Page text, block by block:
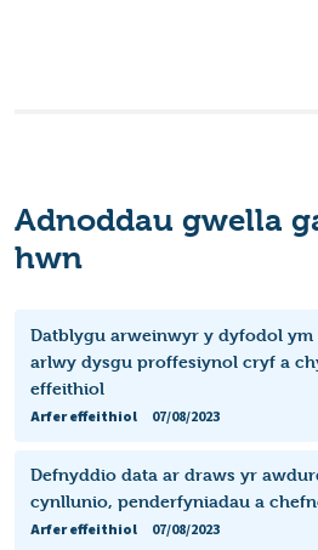
Adnoddau gwella
hwn
Datblygu arweinwyr y dyfodol
arlwy dysgu proffesiynol cryf a
effeithiol
Arfer effeithiol
07/08/2023
Defnyddio data ar draws yr
cynllunio, penderfyniadau a
Arfer effeithiol
07/08/2023